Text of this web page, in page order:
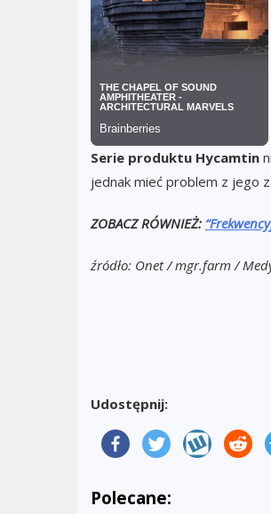
Serie produktu Hycamtin
jednak mieć problem z jego
ZOBACZ RÓWNIEŻ:
źródło: Onet / mgr.farm /
Udostępnij:
Polecane: